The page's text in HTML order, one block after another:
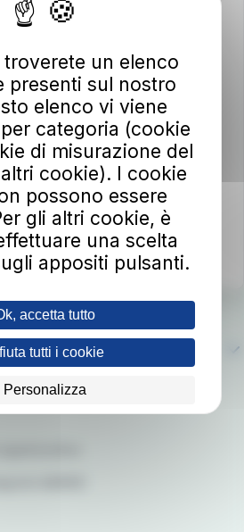
(FI)
parlaconat
QARSS
troverete un elenco
presenti sul nostro
elenco vi viene
categoria (cookie
di misurazione del
cookie). I cookie
possono essere
gli altri cookie, è
una scelta
appositi pulsanti.
accetta tutto
tutti i cookie
Personalizza